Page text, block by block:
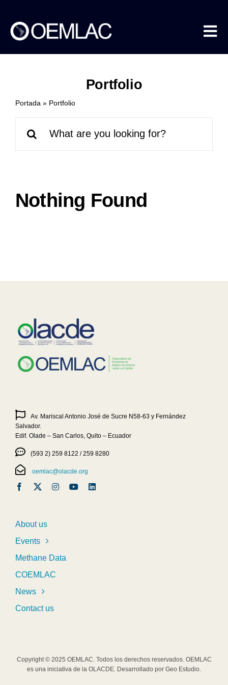
content
Events
Portfolio
Portada » Portfolio
Nothing Found
Av. Mariscal Antonio José de Sucre N58-63 y Fernández
Salvador.
Edif. Olade – San Carlos, Quito – Ecuador
(593 2) 259 8122 / 259 8280
oemlac@olacde.org
About us
Events
Methane Data
COEMLAC
News
Contact us
Copyright © 2025 OEMLAC. Todos los derechos reservados. OEMLAC
es una iniciativa de la OLACDE. Desarrollado por Geo Estudio.